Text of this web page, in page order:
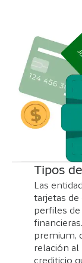
Tipos
Las
tarjetas de
perfiles de
premium,
relación